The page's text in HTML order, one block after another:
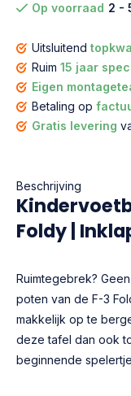
Op voorraad 2 -
Uitsluitend
Ruim 15 jaar
Eigen
Betaling op
Gratis levering
Beschrijving
Foldy |
Ruimtegebrek?
poten van de F-3
makkelijk op te
deze tafel dan ook
beginnende